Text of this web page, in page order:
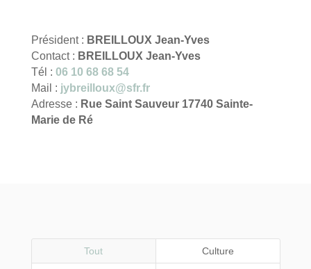
Président : BREILLOUX Jean-Yves
Contact : BREILLOUX Jean-Yves
Tél : 06 10 68 68 54
Mail : jybreilloux@sfr.fr
Adresse : Rue Saint Sauveur 17740 Sainte-
Marie de Ré
Tout Culture